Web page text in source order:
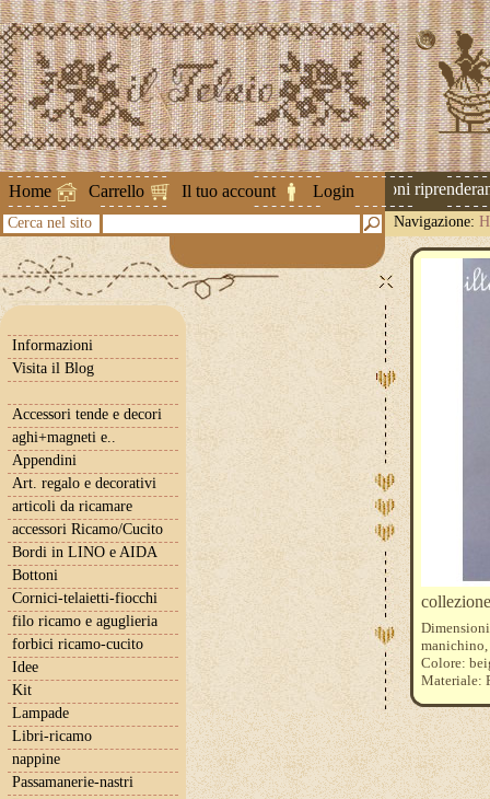
Home Carrello Il tuo account Login
Attenzione ! Le spedizioni
Cerca nel sito Navigazione:
Informazioni
Visita il Blog
Accessori tende e decori
aghi+magneti e..
Appendini
Art. regalo e decorativi
articoli da ricamare
accessori Ricamo/Cucito
Bordi in LINO e AIDA
Bottoni
Cornici-telaietti-fiocchi
filo ricamo e aguglieria
forbici ricamo-cucito
Idee
Kit
Lampade
Libri-ricamo
nappine
Passamanerie-nastri
manichino,
Colore:
Materiale: